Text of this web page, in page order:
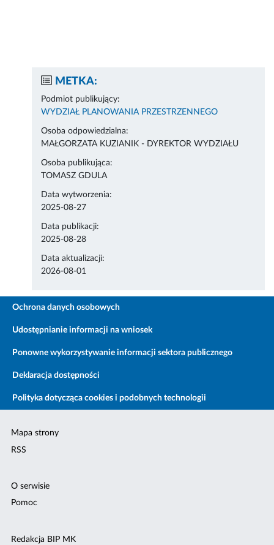
METKA:
Podmiot publikujący:
WYDZIAŁ PLANOWANIA PRZESTRZENNEGO
Osoba odpowiedzialna:
MAŁGORZATA KUZIANIK - DYREKTOR WYDZIAŁU
Osoba publikująca:
TOMASZ GDULA
Data wytworzenia:
2025-08-27
Data publikacji:
2025-08-28
Data aktualizacji:
2026-08-01
Ochrona danych osobowych
Udostępnianie informacji na wniosek
Ponowne wykorzystywanie informacji sektora publicznego
Deklaracja dostępności
Polityka dotycząca cookies i podobnych technologii
Mapa strony
RSS
O serwisie
Pomoc
Redakcja BIP MK